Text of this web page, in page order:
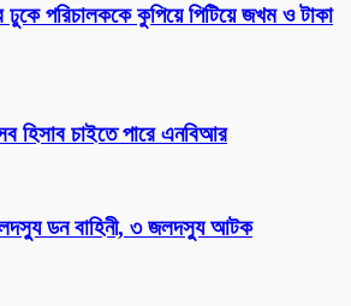
ঢুকে পরিচালককে কুপিয়ে পিটিয়ে জখম ও টাকা
হিসাব চাইতে পারে এনবিআর
ডন বাহিনী, ৩ জলদস্যু আটক